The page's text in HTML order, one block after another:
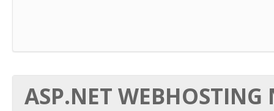
ASP.NET WEBHOSTING